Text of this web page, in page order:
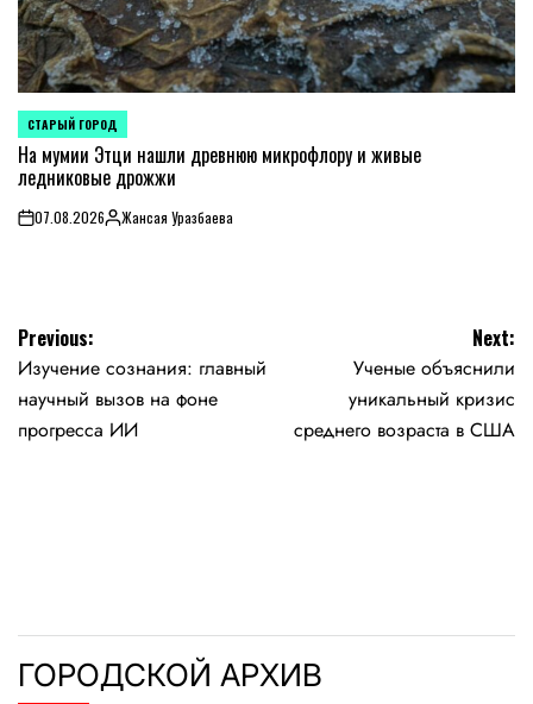
POSTED
IN
СТАРЫЙ ГОРОД
На мумии Этци нашли древнюю микрофлору и живые
ледниковые дрожжи
on07.08.2026PostedЖансая Уразбаева
Навигация
по
записям
Previous:
Изучение сознания: главный
научный вызов на фоне
прогресса ИИ
Next:
Ученые объяснили
уникальный кризис
среднего возраста в США
ГОРОДСКОЙ АРХИВ